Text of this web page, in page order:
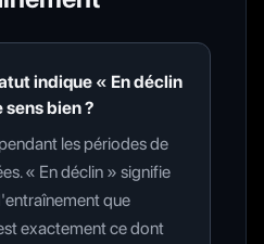
indique « En déclin
sens bien ?
les périodes de
« En déclin » signifie
que
exactement ce dont